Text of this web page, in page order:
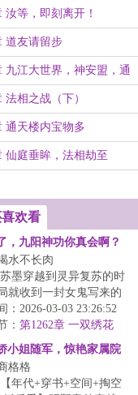
汝等，即刻离开！
道友请留步
九江大世界，神安盟，通
法相之战（下）
通天楼内宝物多
仙庭垂眸，法相劫至
欢看
，九阳神功你真会啊？
水不长肉
墨穿越到灵异复苏的时
就收到一封女鬼写来的
意外，很感人，很要
：2026-03-03 23:26:52
： 第1262章 一双绣花
己留着穿吧！！！
小姐随军，惊艳家属院
格格
年代+穿书+空间+掏空